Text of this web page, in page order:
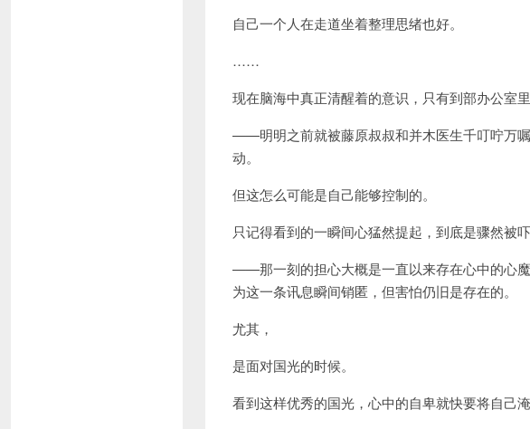
自己一个人在走道坐着整理思绪也好。
……
现在脑海中真正清醒着的意识，只有到部办公室
——明明之前就被藤原叔叔和并木医生千叮咛万
动。
但这怎么可能是自己能够控制的。
只记得看到的一瞬间心猛然提起，到底是骤然被吓
——那一刻的担心大概是一直以来存在心中的心
为这一条讯息瞬间销匿，但害怕仍旧是存在的。
尤其，
是面对国光的时候。
看到这样优秀的国光，心中的自卑就快要将自己淹